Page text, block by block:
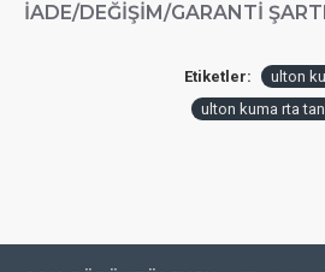
İADE/DEĞIŞIM/GARANTI
Etiketler:
ulton
ulton kuma rta